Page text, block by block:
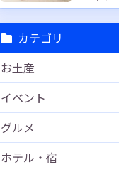
カテゴリ
お土産
イベント
グルメ
ホテル・宿